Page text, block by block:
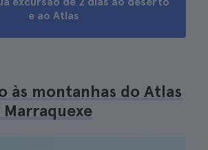
e ao Atlas
às montanhas do Atlas